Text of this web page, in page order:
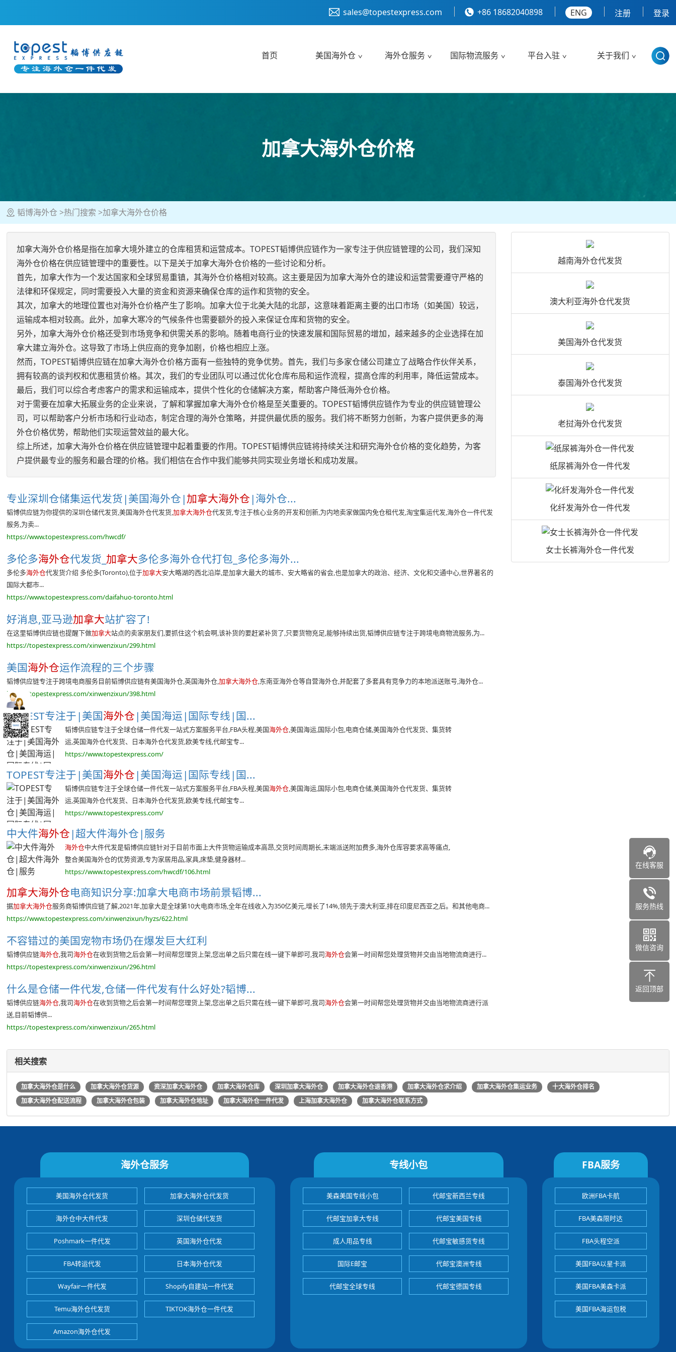
sales@topestexpress.com +86 18682040898 ENG 注册 登录
首页 美国海外仓 海外仓服务 国际物流服务 平台入驻 关于我们
加拿大海外仓价格
韬博海外仓 热门搜索 加拿大海外仓价格
加拿大海外仓价格是指在加拿大境外建立的仓库租赁和运营成本。TOPEST韬博供应链作为一家专注于供应链管理的公司，我们深知
海外仓价格在供应链管理中的重要性。以下是关于加拿大海外仓价格的一些讨论和分析。
首先，加拿大作为一个发达国家和全球贸易重镇，其海外仓价格相对较高。这主要是因为加拿大海外仓的建设和运营需要遵守严格的
法律和环保规定，同时需要投入大量的资金和资源来确保仓库的运作和货物的安全。
其次，加拿大的地理位置也对海外仓价格产生了影响。加拿大位于北美大陆的北部，这意味着距离主要的出口市场（如美国）较远，
运输成本相对较高。此外，加拿大寒冷的气候条件也需要额外的投入来保证仓库和货物的安全。
另外，加拿大海外仓价格还受到市场竞争和供需关系的影响。随着电商行业的快速发展和国际贸易的增加，越来越多的企业选择在加
拿大建立海外仓。这导致了市场上供应商的竞争加剧，价格也相应上涨。
然而，TOPEST韬博供应链在加拿大海外仓价格方面有一些独特的竞争优势。首先，我们与多家仓储公司建立了战略合作伙伴关系，
拥有较高的谈判权和优惠租赁价格。其次，我们的专业团队可以通过优化仓库布局和运作流程，提高仓库的利用率，降低运营成本。
最后，我们可以综合考虑客户的需求和运输成本，提供个性化的仓储解决方案，帮助客户降低海外仓价格。
对于需要在加拿大拓展业务的企业来说，了解和掌握加拿大海外仓价格是至关重要的。TOPEST韬博供应链作为专业的供应链管理公
司，可以帮助客户分析市场和行业动态，制定合理的海外仓策略，并提供最优质的服务。我们将不断努力创新，为客户提供更多的海
外仓价格优势，帮助他们实现运营效益的最大化。
综上所述，加拿大海外仓价格在供应链管理中起着重要的作用。TOPEST韬博供应链将持续关注和研究海外仓价格的变化趋势，为客
户提供最专业的服务和最合理的价格。我们相信在合作中我们能够共同实现业务增长和成功发展。
专业深圳仓储集运代发货|美国海外仓|加拿大海外仓 |海外仓...
韬博供应链为你提供的深圳仓储代发货,美国海外仓代发货,加拿大海外仓代发货,专注于核心业务的开发和创新,为内地卖家做国内免仓租代发,淘宝集运代发,海外仓一件代发
服务,为卖...
https://www.topestexpress.com/hwcdf/
多伦多海外仓代发货_ 加拿大多伦多海外仓代打包_多伦多海外...
多伦多海外仓代发货介绍 多伦多(Toronto),位于加拿大安大略湖的西北沿岸,是加拿大最大的城市、安大略省的省会,也是加拿大的政治、经济、文化和交通中心,世界著名的
国际大都市...
https://www.topestexpress.com/daifahuo-toronto.html
好消息,亚马逊加拿大站扩容了!
在这里韬博供应链也提醒下做加拿大站点的卖家朋友们,要抓住这个机会啊,该补货的要赶紧补货了,只要货物充足,能够持续出货,韬博供应链专注于跨境电商物流服务,为...
https://topestexpress.com/xinwenzixun/299.html
美国海外仓运作流程的三个步骤
韬博供应链专注于跨境电商服务目前韬博供应链有美国海外仓,英国海外仓,加拿大海外仓,东南亚海外仓等自营海外仓,并配套了多套具有竞争力的本地派送账号,海外仓...
https://topestexpress.com/xinwenzixun/398.html
TOPEST专注于|美国海外仓 |美国海运|国际专线|国...
韬博供应链专注于全球仓储一件代发一站式方案服务平台,FBA头程,美国海外仓,美国海运,国际小包,电商仓储,美国海外仓代发货、集货转
运,英国海外仓代发货、日本海外仓代发货,欧美专线,代邮宝专...
https://www.topestexpress.com/
TOPEST专注于|美国海外仓 |美国海运|国际专线|国...
韬博供应链专注于全球仓储一件代发一站式方案服务平台,FBA头程,美国海外仓,美国海运,国际小包,电商仓储,美国海外仓代发货、集货转
运,英国海外仓代发货、日本海外仓代发货,欧美专线,代邮宝专...
https://www.topestexpress.com/
中大件海外仓 |超大件海外仓|服务
海外仓中大件代发是韬博供应链针对于目前市面上大件货物运输成本高昂,交货时间周期长,末端派送附加费多,海外仓库容要求高等痛点,
整合美国海外仓的优势资源,专为家居用品,家具,床垫,健身器材...
https://www.topestexpress.com/hwcdf/106.html
加拿大海外仓电商知识分享:加拿大电商市场前景韬博...
据加拿大海外仓服务商韬博供应链了解,2021年,加拿大是全球第10大电商市场,全年在线收入为350亿美元,增长了14%,领先于澳大利亚,排在印度尼西亚之后。和其他电商...
https://www.topestexpress.com/xinwenzixun/hyzs/622.html
不容错过的美国宠物市场仍在爆发巨大红利
韬博供应链海外仓,我司海外仓在收到货物之后会第一时间帮您理货上架,您出单之后只需在线一键下单即可,我司海外仓会第一时间帮您处理货物并交由当地物流商进行...
https://topestexpress.com/xinwenzixun/296.html
什么是仓储一件代发,仓储一件代发有什么好处?韬博...
韬博供应链海外仓,我司海外仓在收到货物之后会第一时间帮您理货上架,您出单之后只需在线一键下单即可,我司海外仓会第一时间帮您处理货物并交由当地物流商进行派
送,目前韬博供...
https://topestexpress.com/xinwenzixun/265.html
越南海外仓代发货
澳大利亚海外仓代发货
美国海外仓代发货
泰国海外仓代发货
老挝海外仓代发货
纸尿裤海外仓一件代发
化纤发海外仓一件代发
女士长裤海外仓一件代发
相关搜索
加拿大海外仓是什么 加拿大海外仓货源 资深加拿大海外仓 加拿大海外仓库 深圳加拿大海外仓 加拿大海外仓退香港 加拿大海外仓求介绍 加拿大海外仓集运业务
十大海外仓排名
加拿大海外仓配送流程
加拿大海外仓包装 加拿大海外仓地址 加拿大海外仓一件代发 上海加拿大海外仓 加拿大海外仓联系方式
海外仓服务
美国海外仓代发货 加拿大海外仓代发货
海外仓中大件代发 深圳仓储代发货
Poshmark一件代发 英国海外仓代发
FBA转运代发 日本海外仓代发
Wayfair一件代发 Shopify自建站一件代发
Temu海外仓代发货 TIKTOK海外仓一件代发
Amazon海外仓代发
专线小包
美森美国专线小包 代邮宝新西兰专线
代邮宝加拿大专线 代邮宝美国专线
成人用品专线 代邮宝敏感货专线
国际E邮宝 代邮宝澳洲专线
代邮宝全球专线 代邮宝德国专线
FBA服务
欧洲FBA卡航
FBA美森限时达
FBA头程空派
美国FBA以星卡派
美国FBA美森卡派
美国FBA海运包税
在线客服
服务热线
微信咨询
返回顶部